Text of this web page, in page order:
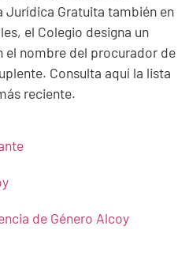
Jurídica Gratuita también en
el Colegio designa un
el nombre del procurador de
Consulta aquí la lista
reciente.
de Género Alcoy